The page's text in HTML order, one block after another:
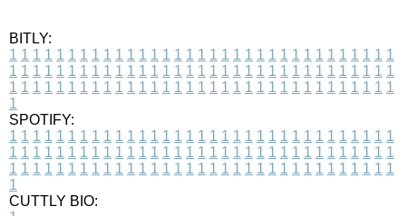
BITLY:
1 1 1 1 1 1 1 1 1 1 1 1 1 1 1 1 1 1 1 1 1 1 1 1 1 1 1 1 1 1 1 1 1
1 1 1 1 1 1 1 1 1 1 1 1 1 1 1 1 1 1 1 1 1 1 1 1 1 1 1 1 1 1 1 1 1
1 1 1 1 1 1 1 1 1 1 1 1 1 1 1 1 1 1 1 1 1 1 1 1 1 1 1 1 1 1 1 1 1
1
SPOTIFY:
1 1 1 1 1 1 1 1 1 1 1 1 1 1 1 1 1 1 1 1 1 1 1 1 1 1 1 1 1 1 1 1 1
1 1 1 1 1 1 1 1 1 1 1 1 1 1 1 1 1 1 1 1 1 1 1 1 1 1 1 1 1 1 1 1 1
1 1 1 1 1 1 1 1 1 1 1 1 1 1 1 1 1 1 1 1 1 1 1 1 1 1 1 1 1 1 1 1 1
1
CUTTLY BIO: